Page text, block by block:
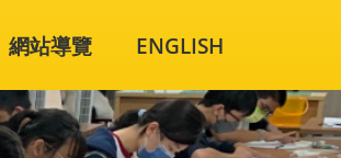
網站導覽 ENGLISH